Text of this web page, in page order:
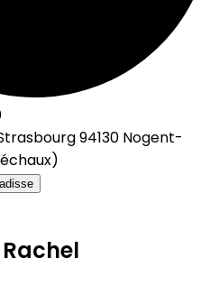
94130 Nogent-